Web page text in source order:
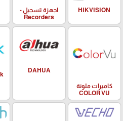
HIKVISION
اجهزة تسجيل -
Recorders
كاميرات ملونة
COLOR VU
DAHUA